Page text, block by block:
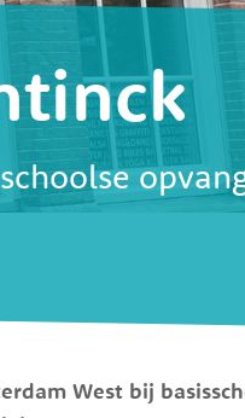
West bij